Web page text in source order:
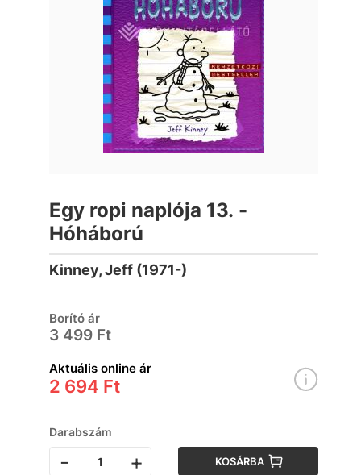
Egy ropi naplója 13. -
Hóháború
Kinney, Jeff (1971-)
Borító ár
3 499 Ft
Aktuális online ár
2 694 Ft
Darabszám
- + KOSÁRBA